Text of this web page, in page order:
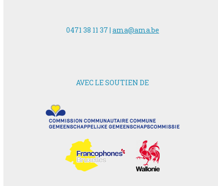
0471 38 11 37 | ama@ama.be
AVEC LE SOUTIEN DE